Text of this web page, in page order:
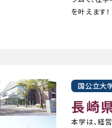
を叶えます！
国公立大
長崎
本学は、経